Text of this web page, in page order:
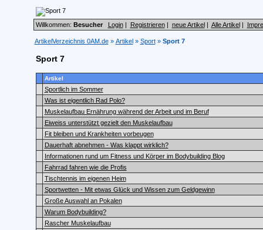
Willkommen: Besucher Login| Registrieren| neue Artikel| Alle Artikel|
ArtikelVerzeichnis 0AM.de» Artikel» Sport» Sport 7
Sport 7
Artikel
Sportlich im Sommer
Was ist eigentlich Rad Polo?
Muskelaufbau Ernährung während der Arbeit und im Beruf
Eiweiss unterstützt gezielt den Muskelaufbau
Fit bleiben und Krankheiten vorbeugen
Dauerhaft abnehmen - Was klappt wirklich?
Informationen rund um Fitness und Körper im Bodybuilding Blog
Fahrrad fahren wie die Profis
Tischtennis im eigenen Heim
Sportwetten - Mit etwas Glück und Wissen zum Geldgewinn
Große Auswahl an Pokalen
Warum Bodybuilding?
Rascher Muskelaufbau